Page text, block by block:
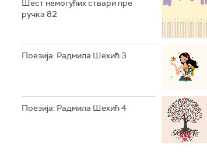
Шест немогућих ствари пре
ручка 82
Поезија: Радмила Шехић 3
Поезија: Радмила Шехић 4